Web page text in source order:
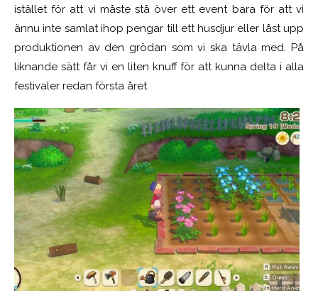
istället för att vi måste stå över ett event bara för att vi
ännu inte samlat ihop pengar till ett husdjur eller låst upp
produktionen av den grödan som vi ska tävla med. På
liknande sätt får vi en liten knuff för att kunna delta i alla
festivaler redan första året.